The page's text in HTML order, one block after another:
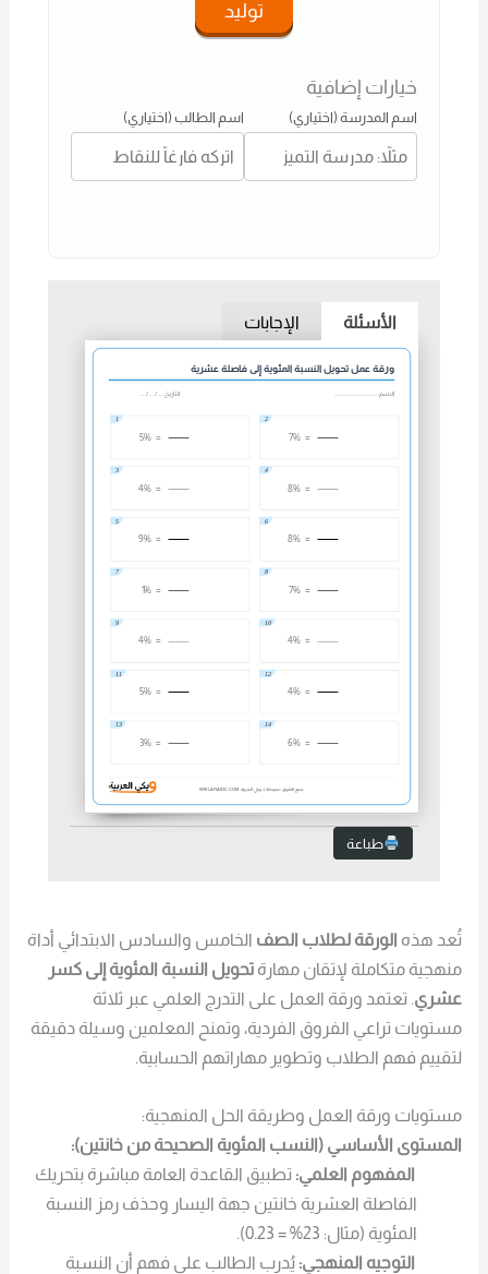
توليد
خيارات إضافية
اسم المدرسة (اختياري) اسم الطالب (اختياري)
الأسئلة الإجابات
ورقة عمل تحويل النسبة المئوية إلى فاصلة عشرية
الاسم: ....................................... التاريخ: .... / .... / ....
1
5% =
2
7% =
3
4% =
4
8% =
5
9% =
6
8% =
7
1% =
8
7% =
9
4% =
10
4% =
11
5% =
12
4% =
13
3% =
14
6% =
3% = جميع الحقوق محفوظة لـ ويكي العربية WIKI-ARABIC.COM
طباعة
تُعد هذه الورقة لطلاب الصف الخامس والسادس الابتدائي أداة
منهجية متكاملة لإتقان مهارة تحويل النسبة المئوية إلى كسر
عشري. تعتمد ورقة العمل على التدرج العلمي عبر ثلاثة
مستويات تراعي الفروق الفردية، وتمنح المعلمين وسيلة دقيقة
لتقييم فهم الطلاب وتطوير مهاراتهم الحسابية.
مستويات ورقة العمل وطريقة الحل المنهجية:
المستوى الأساسي (النسب المئوية الصحيحة من خانتين):
المفهوم العلمي: تطبيق القاعدة العامة مباشرة بتحريك
الفاصلة العشرية خانتين جهة اليسار وحذف رمز النسبة
المئوية (مثال: 23% = 0.23).
التوجيه المنهجي: يُدرب الطالب على فهم أن النسبة